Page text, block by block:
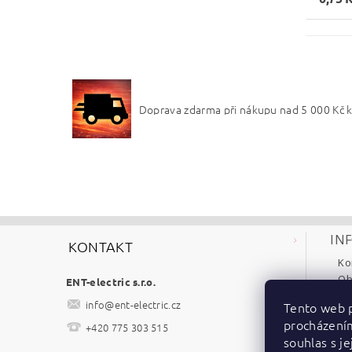
Doprava zdarma při nákupu nad 5 000 Kč
KONTAKT
ENT-electric s.r.o.
info@ent-electric.cz
+420 775 303 515
Tento web
souhlas s